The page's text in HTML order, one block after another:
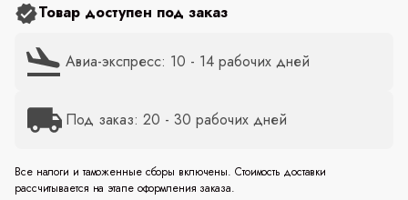
Товар доступен под заказ
Авиа-экспресс: 10 - 14 рабочих дней
Под заказ: 20 - 30 рабочих дней
Все налоги и таможенные сборы включены. Стоимость доставки
рассчитывается на этапе оформления заказа.